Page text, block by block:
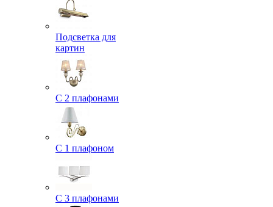
Подсветка для
картин
С 2 плафонами
С 1 плафоном
С 3 плафонами